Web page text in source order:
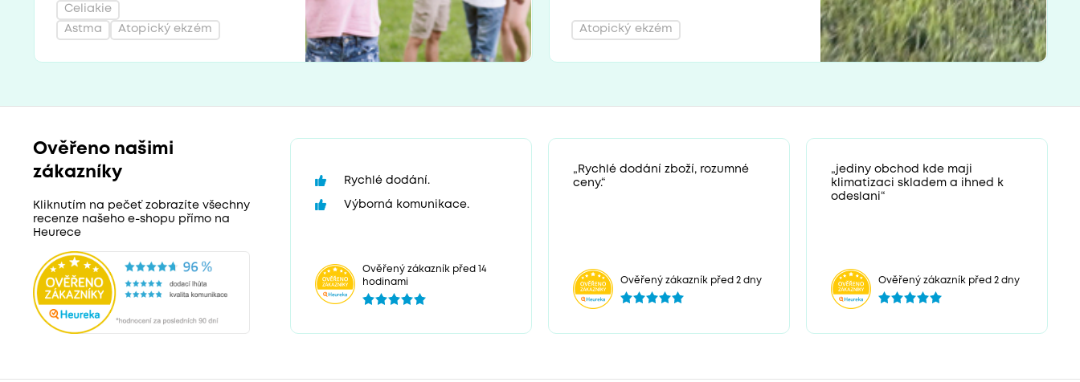
Astma Atopický ekzém
Celiakie
Atopický ekzém
Ověřeno našimi
zákazníky
Kliknutím na pečeť zobrazíte všechny
recenze našeho e-shopu přímo na
Heurece
Rychlé dodání.
Výborná komunikace.
Ověřený zákazník před 14
hodinami
„Rychlé dodání zboží, rozumné
ceny.“
Ověřený zákazník před 2 dny
„jediny obchod kde maji
klimatizaci skladem a ihned k
odeslani“
Ověřený zákazník před 2 dny